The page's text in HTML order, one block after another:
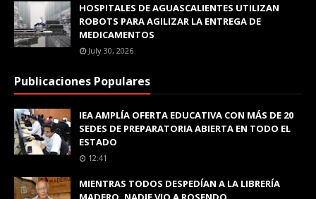
HOSPITALES DE AGUASCALIENTES UTILIZAN
ROBOTS PARA AGILIZAR LA ENTREGA DE
MEDICAMENTOS
July 30, 2026
Publicaciones Populares
IEA AMPLÍA OFERTA EDUCATIVA CON MÁS DE 20
SEDES DE PREPARATORIA ABIERTA EN TODO EL
ESTADO
12:41
MIENTRAS TODOS DESPEDÍAN A LA LIBRERÍA